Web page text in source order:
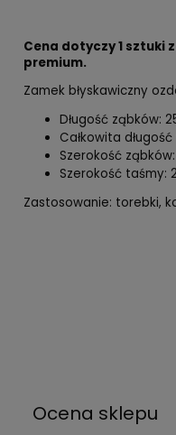
Cena dotyczy 1 sztuki
premium.
Zamek błyskawiczny
Długość ząbków:
Całkowita
Szerokość
Szerokość taśmy:
Zastosowanie: torebki,
Ocena sklepu